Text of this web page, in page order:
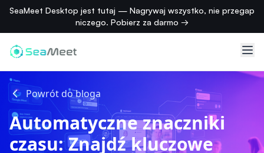
SeaMeet Desktop jest tutaj — Nagrywaj wszystko, nie przegap
niczego. Pobierz za darmo →
Powrót do bloga
Automatyczne znaczniki
czasu: Znajdź kluczowe